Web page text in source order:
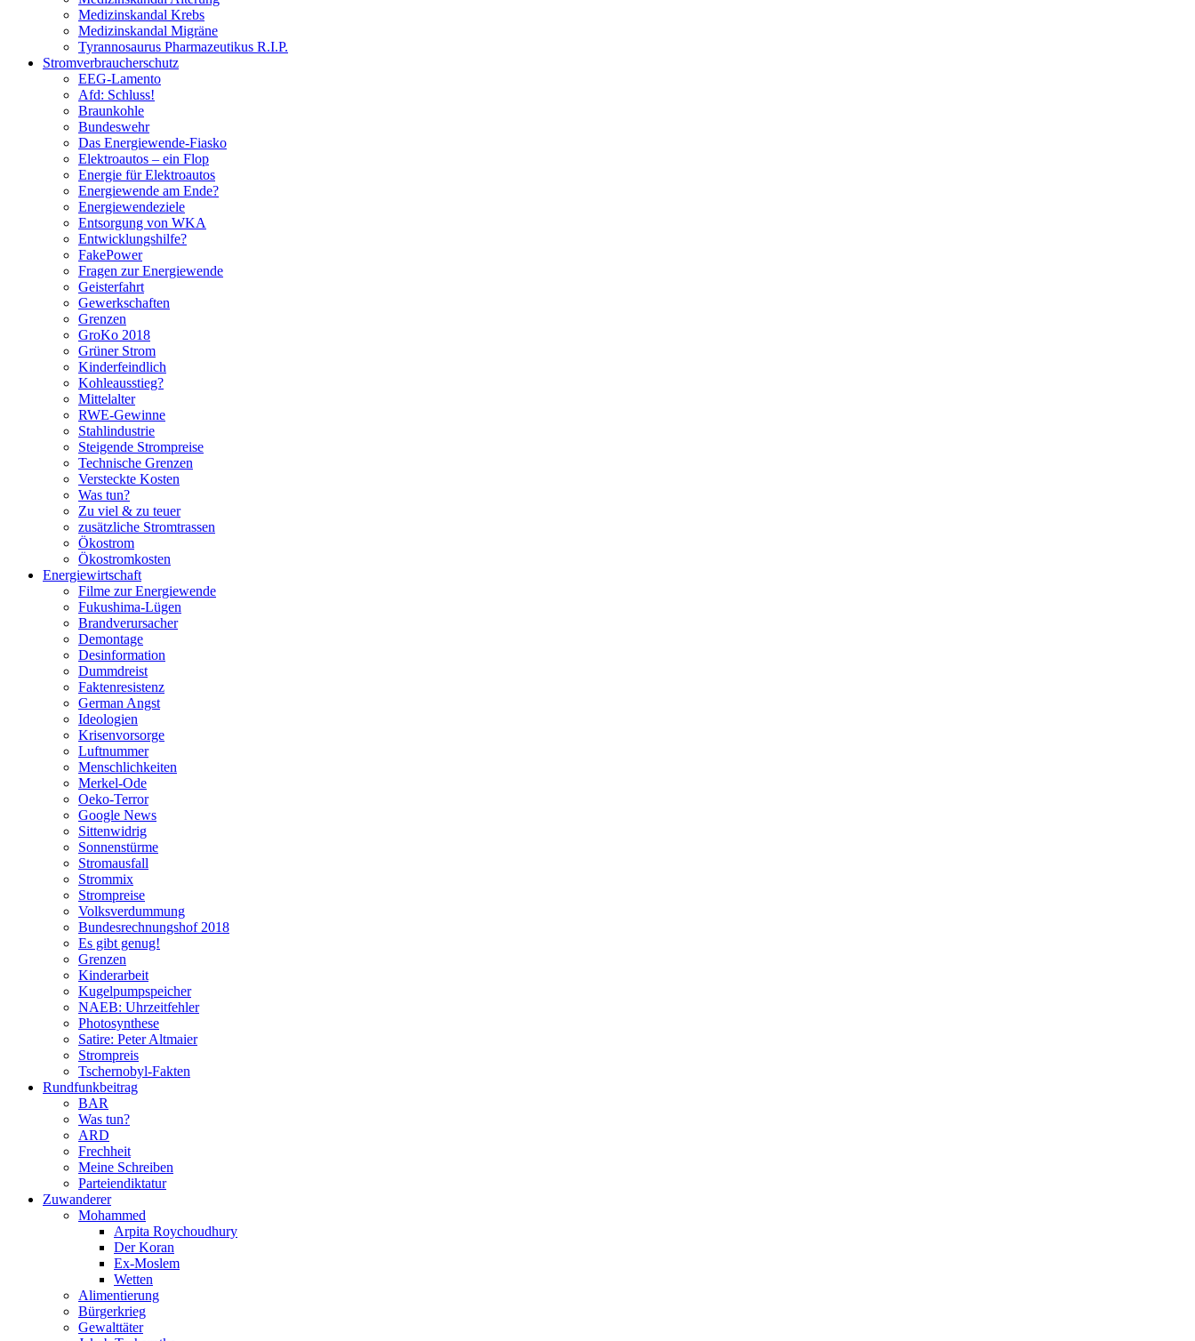
Medizinskandal Krebs
Medizinskandal Migräne
Tyrannosaurus Pharmazeutikus R.I.P.
Stromverbraucherschutz
EEG-Lamento
Afd: Schluss!
Braunkohle
Bundeswehr
Das Energiewende-Fiasko
Elektroautos – ein Flop
Energie für Elektroautos
Energiewende am Ende?
Energiewendeziele
Entsorgung von WKA
Entwicklungshilfe?
FakePower
Fragen zur Energiewende
Geisterfahrt
Gewerkschaften
Grenzen
GroKo 2018
Grüner Strom
Kinderfeindlich
Kohleausstieg?
Mittelalter
RWE-Gewinne
Stahlindustrie
Steigende Strompreise
Technische Grenzen
Versteckte Kosten
Was tun?
Zu viel & zu teuer
zusätzliche Stromtrassen
Ökostrom
Ökostromkosten
Energiewirtschaft
Filme zur Energiewende
Fukushima-Lügen
Brandverursacher
Demontage
Desinformation
Dummdreist
Faktenresistenz
German Angst
Ideologien
Krisenvorsorge
Luftnummer
Menschlichkeiten
Merkel-Ode
Oeko-Terror
Google News
Sittenwidrig
Sonnenstürme
Stromausfall
Strommix
Strompreise
Volksverdummung
Bundesrechnungshof 2018
Es gibt genug!
Grenzen
Kinderarbeit
Kugelpumpspeicher
NAEB: Uhrzeitfehler
Photosynthese
Satire: Peter Altmaier
Strompreis
Tschernobyl-Fakten
Rundfunkbeitrag
BAR
Was tun?
ARD
Frechheit
Meine Schreiben
Parteiendiktatur
Zuwanderer
Mohammed
Arpita Roychoudhury
Der Koran
Ex-Moslem
Wetten
Alimentierung
Bürgerkrieg
Gewalttäter